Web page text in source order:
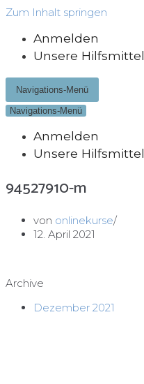
Zum Inhalt springen
Anmelden
Unsere Hilfsmittel
Navigations-Menü
Navigations-Menü
Anmelden
Unsere Hilfsmittel
94527910-m
von onlinekurse
12. April 2021
Archive
Dezember 2021